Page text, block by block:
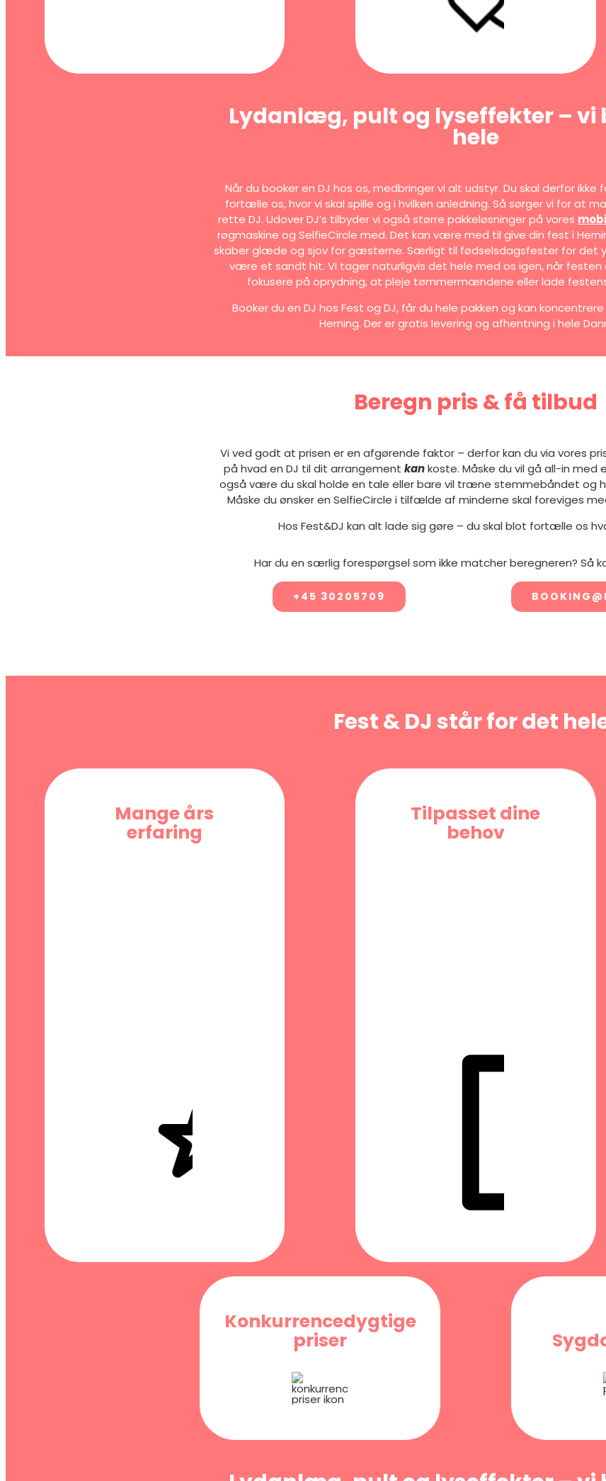
Lydanlæg, pult og lyseffekter – vi
hele
Når du booker en DJ hos os, medbringer vi alt udstyr. Du skal derfor
fortælle os, hvor vi skal spille og i hvilken anledning. Så sørger vi for at
rette DJ. Udover DJ’s tilbyder vi også større pakkeløsninger på vores
røgmaskine og SelfieCircle med. Det kan være med til give din fest i
skaber glæde og sjov for gæsterne. Særligt til fødselsdagsfester for det
være et sandt hit. Vi tager naturligvis det hele med os igen, når festen
fokusere på oprydning, at pleje tømmermændene eller lade
Booker du en DJ hos Fest og DJ, får du hele pakken og kan
Herning. Der er gratis levering og afhentning i hele
Beregn pris & få tilbud
Vi ved godt at prisen er en afgørende faktor – derfor kan du via vores
på hvad en DJ til dit arrangementkankoste. Måske du vil gå all-in med
også være du skal holde en tale eller bare vil træne stemmebåndet og
Måske du ønsker en SelfieCircle i tilfælde af minderne skal foreviges
Hos Fest&DJ kan alt lade sig gøre – du skal blot fortælle os
Har du en særlig forespørgsel som ikke matcher beregneren? Så
+45 30205709
Fest & DJ står for det
Mange års
erfaring
Tilpasset dine
behov
Konkurrencedygtige
priser